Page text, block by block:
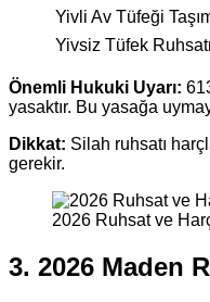
Yivli Av Tüfeği
Yivsiz Tüfek
Önemli Hukuki Uyarı:
yasaktır. Bu yasağa
Dikkat: Silah ruhsatı
gerekir.
2026 Ruhsat ve
3. 2026 Maden